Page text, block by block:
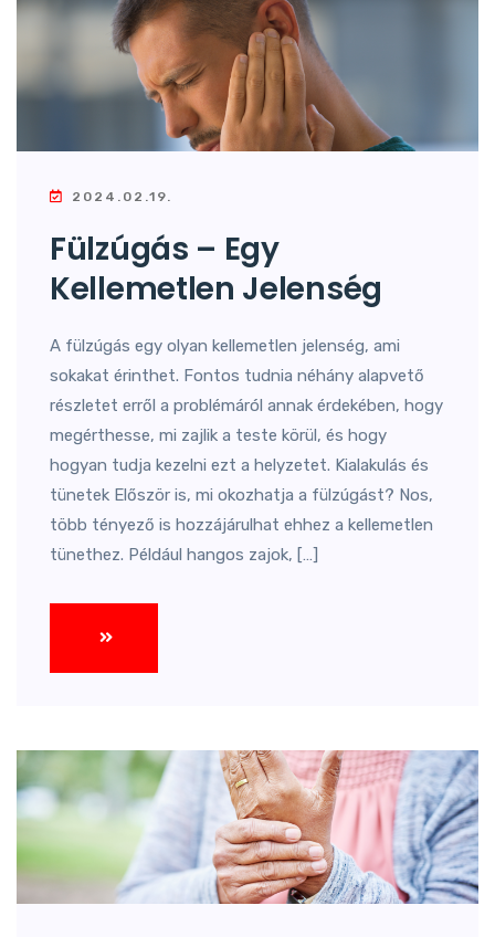
2024.02.19.
Fülzúgás – Egy
Kellemetlen Jelenség
A fülzúgás egy olyan kellemetlen jelenség, ami
sokakat érinthet. Fontos tudnia néhány alapvető
részletet erről a problémáról annak érdekében, hogy
megérthesse, mi zajlik a teste körül, és hogy
hogyan tudja kezelni ezt a helyzetet. Kialakulás és
tünetek Először is, mi okozhatja a fülzúgást? Nos,
több tényező is hozzájárulhat ehhez a kellemetlen
tünethez. Például hangos zajok, […]